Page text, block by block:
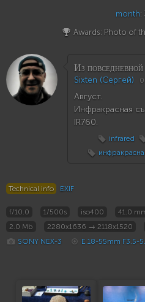
month:
Awards: Photo of
Из
Sixten (Сергей)
Август.
Инфракрасная
IR760.
infrared
Technical info EXIF
f/10.0 1/500s iso400
41.0
2.0 Mb
2280x1636 → 2118x1520
SONY NEX-3
E 18-55mm F3.5-